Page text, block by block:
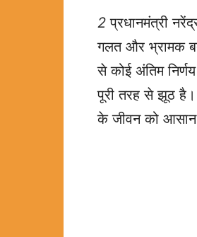
2 प्रधानमंत्री
गलत और भ्रामक
से कोई अंतिम
पूरी तरह से झूठ
के जीवन को आसान